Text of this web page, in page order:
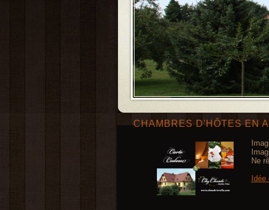
CHAMBRES D'HÔTES EN
Ne